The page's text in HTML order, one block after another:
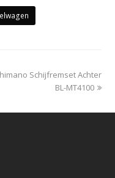
Schijfremset Achter
BL-MT4100